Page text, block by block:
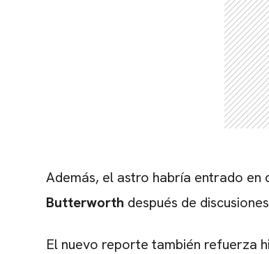
Además, el astro habría entrado
Butterworth después de
El nuevo reporte también refuerza